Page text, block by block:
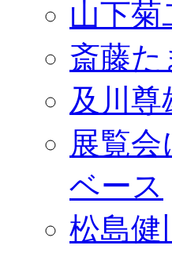
山下菊
斎藤
及川
展覧
ベース
松島健